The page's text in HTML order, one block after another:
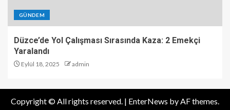
GÜNDEM
Düzce’de Yol Çalışması Sırasında Kaza: 2 Emekçi
Yaralandı
Eylül 18, 2025 admin
Copyright © All rights reserved. | EnterNews by AF themes.